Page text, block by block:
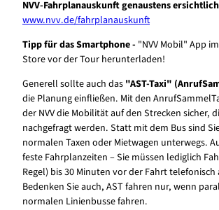
NVV-Fahrplanauskunft genaustens
www.nvv.de/fahrplanauskunft
Tipp für das Smartphone - "NVV Mobil" App
Store vor der Tour herunterladen!
Generell sollte auch das "AST-Taxi"
die Planung einfließen. Mit den
der NVV die Mobilität auf den Strecken sicher,
nachgefragt werden. Statt mit dem Bus sind
normalen Taxen oder Mietwagen unterwegs.
feste Fahrplanzeiten – Sie müssen lediglich
Regel) bis 30 Minuten vor der Fahrt
Bedenken Sie auch, AST fahren nur, wenn
normalen Linienbusse fahren.